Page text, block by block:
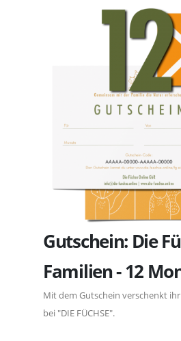
Gutschein: Die
Familien - 12
Mit dem Gutschein verschenkt
bei "DIE FÜCHSE".